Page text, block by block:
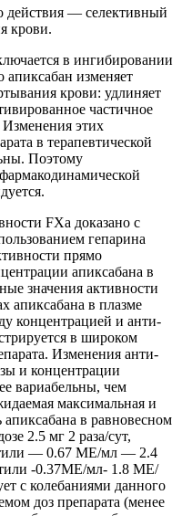
действия — селективный
крови.
в ингибировании
апиксабан изменяет
крови: удлиняет
частичное
этих
в терапевтической
Поэтому
FXa доказано с
гепарина
прямо
апиксабана в
значения активности
апиксабана в плазме
концентрацией и анти-
в широком
Изменения анти-
и концентрации
вариабельны, чем
максимальная и
в равновесном
2.5 мг 2 раза/сут,
— 0.67 МЕ/мл — 2.4
-0.37МЕ/мл- 1.8 МЕ/
с колебаниями данного
доз препарата (менее